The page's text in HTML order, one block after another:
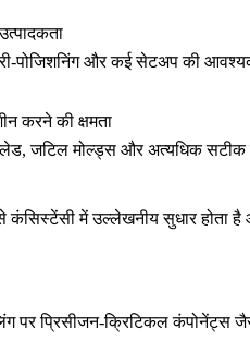
पोजिशनिंग और कई सेटअप की
करने की क्षमता
ब्लेड, जटिल मोल्ड्स और अत्यधिक
में उल्लेखनीय सुधार होता है
पर प्रिसीजन-क्रिटिकल कंपोनेंट्स